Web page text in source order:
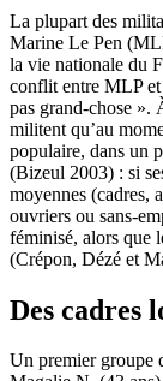
La plupart des
Marine Le Pen
la vie nationale du
conflit entre MLP
pas grand-chose ».
militent qu’au
populaire, dans un
(Bizeul 2003) : si
moyennes (cadres,
ouvriers ou sans-
féminisé, alors que
(Crépon, Dézé et
Des cadres
Un premier groupe